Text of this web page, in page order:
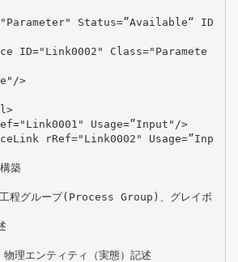
Status=”Available“ ID
ID="Link0002" Class="Paramete
>
Usage=”Input"/>
rRef="Link0002" Usage=”Inp
築
程グループ(Process Group)、グレイボ
理エンティティ（実態）記述